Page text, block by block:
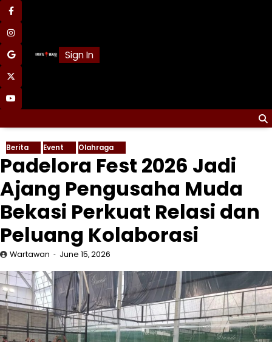
Skip
to
content
facebook
instagram
google
x
youtube
Sign In
Berita Event Olahraga
Padelora Fest 2026 Jadi
Ajang Pengusaha Muda
Bekasi Perkuat Relasi dan
Peluang Kolaborasi
Wartawan June 15, 2026